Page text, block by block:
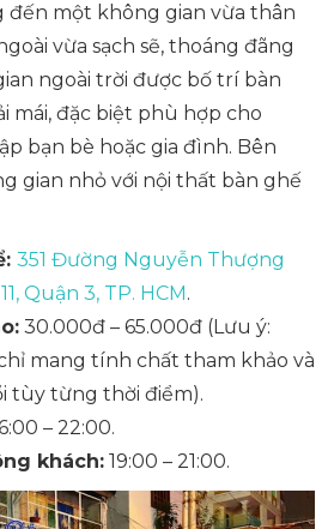
đến một không gian vừa thân
vừa sạch sẽ, thoáng đãng
ngoài trời được bố trí bàn
mái, đặc biệt phù hợp cho
bạn bè hoặc gia đình. Bên
gian nhỏ với nội thất bàn ghế
351 Đường Nguyễn Thượng
Quận 3, TP. HCM.
30.000đ – 65.000đ (Lưu ý:
mang tính chất tham khảo và
tùy từng thời điểm).
– 22:00.
khách: 19:00 – 21:00.